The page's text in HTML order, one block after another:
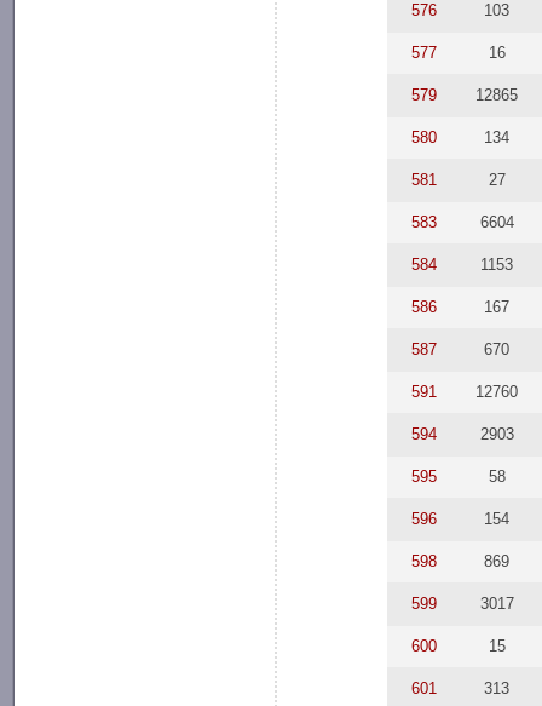
576 103
577 16
579 12865
580 134
581 27
583 6604
584 1153
586 167
587 670
591 12760
594 2903
595 58
596 154
598 869
599 3017
600 15
601 313